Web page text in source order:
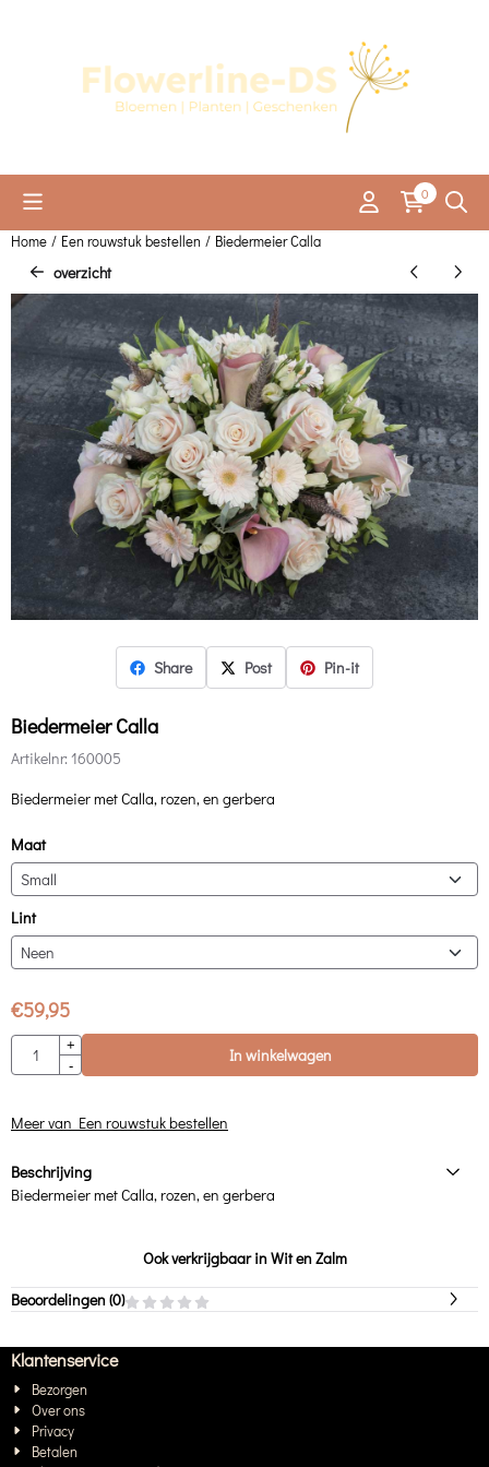
0
Home / Een rouwstuk bestellen / Biedermeier Calla
overzicht
Share Post Pin-it
Biedermeier Calla
Artikelnr: 160005
Biedermeier met Calla, rozen, en gerbera
Maat
Lint
€59,95
Aantal
+
-
In winkelwagen
Meer van Een rouwstuk bestellen
Beschrijving
Biedermeier met Calla, rozen, en gerbera
Ook verkrijgbaar in Wit en Zalm
Beoordelingen (0)
Klantenservice
Bezorgen
Over ons
Privacy
Betalen